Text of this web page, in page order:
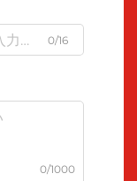
0/16
0/1000